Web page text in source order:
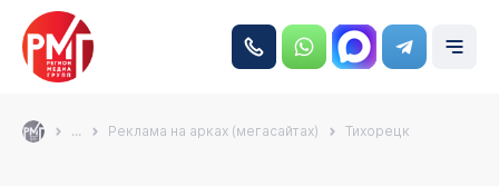
... Реклама на арках (мегасайтах) Тихорецк